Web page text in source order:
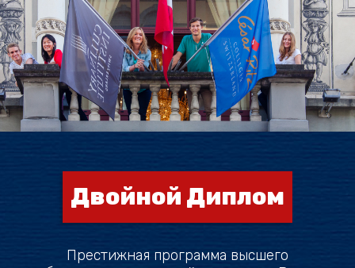
Двойной Диплом
Престижная программа высшего